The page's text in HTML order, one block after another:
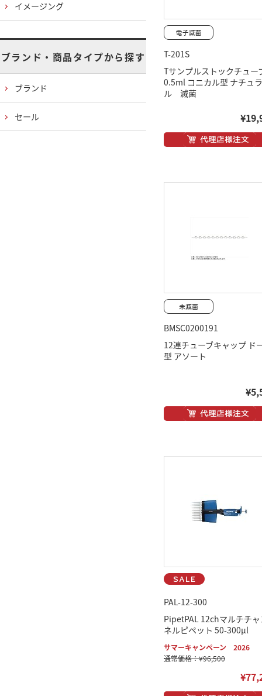
T-201S
Tサンプルストックチュー
0.5ml コニカル型 ナチュラ
ル 滅菌
BMSC0200191
12連チューブキャップ ド
型 アソート
PAL-12-300
PipetPAL 12chマルチチ
ネルピペット 50-300μl
サマーキャンペーン 2026
通常価格：¥96,500
イメージング
ブランド・商品タイプから探す
ブランド
セール